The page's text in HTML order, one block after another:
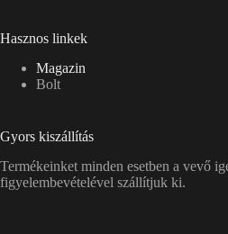
Hasznos linkek
Magazin
Bolt
Gyors kiszállítás
Termékeinket minden esetben a vevő
figyelembevételével szállítjuk ki.